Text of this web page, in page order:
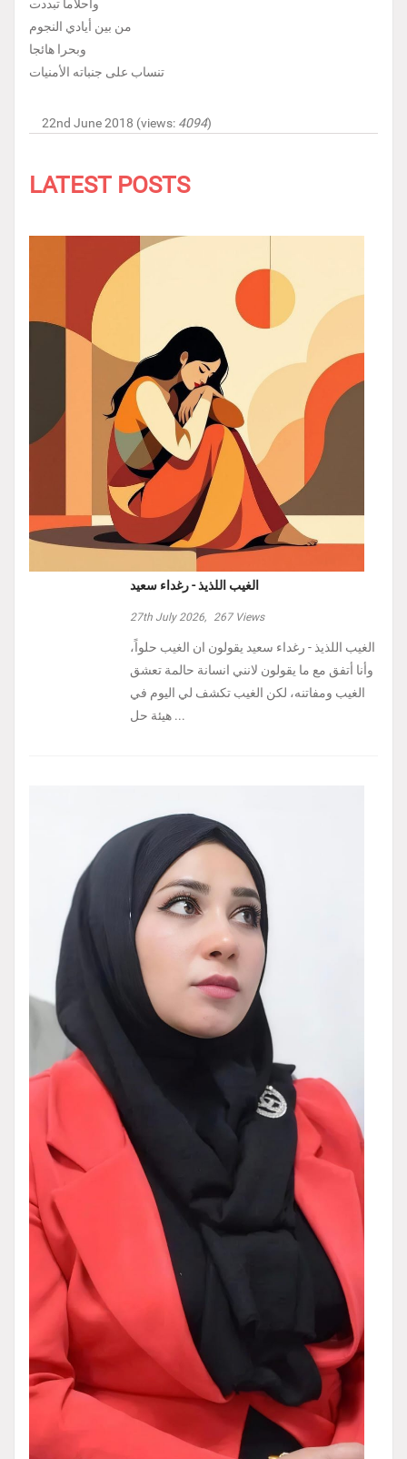
وأحلاما تبددت
من بين أيادي النجوم
وبحرا هائجا
تنساب على جنباته الأمنيات
22nd June 2018 (views: 4094)
LATEST POSTS
الغيب اللذيذ - رغداء سعيد
27th July 2026, 267Views
الغيب اللذيذ - رغداء سعيد يقولون ان الغيب حلواً،
وأنا أتفق مع ما يقولون لانني انسانة حالمة تعشق
الغيب ومفاتنه، لكن الغيب تكشف لي اليوم في
هيئة حل ...